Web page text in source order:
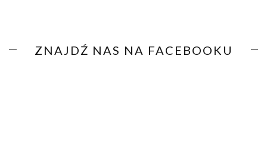
ZNAJDŹ NAS NA FACEBOOKU